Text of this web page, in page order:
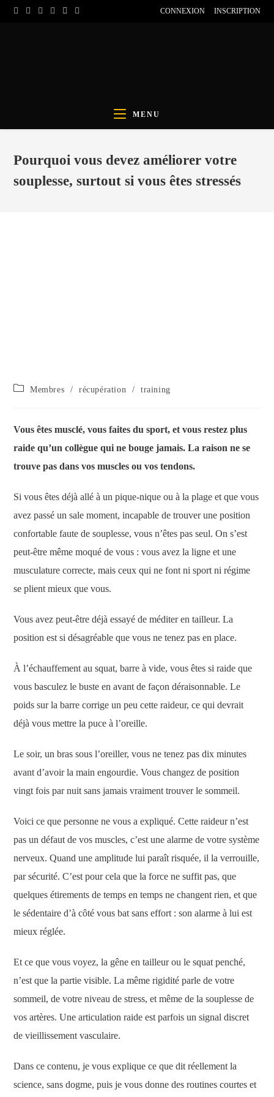
CONNEXION INSCRIPTION
MENU
Pourquoi vous devez améliorer votre
souplesse, surtout si vous êtes stressés
Membres / récupération / training
Vous êtes musclé, vous faites du sport, et vous restez plus
raide qu’un collègue qui ne bouge jamais. La raison ne se
trouve pas dans vos muscles ou vos tendons.
Si vous êtes déjà allé à un pique-nique ou à la plage et que vous
avez passé un sale moment, incapable de trouver une position
confortable faute de souplesse, vous n’êtes pas seul. On s’est
peut-être même moqué de vous : vous avez la ligne et une
musculature correcte, mais ceux qui ne font ni sport ni régime
se plient mieux que vous.
Vous avez peut-être déjà essayé de méditer en tailleur. La
position est si désagréable que vous ne tenez pas en place.
À l’échauffement au squat, barre à vide, vous êtes si raide que
vous basculez le buste en avant de façon déraisonnable. Le
poids sur la barre corrige un peu cette raideur, ce qui devrait
déjà vous mettre la puce à l’oreille.
Le soir, un bras sous l’oreiller, vous ne tenez pas dix minutes
avant d’avoir la main engourdie. Vous changez de position
vingt fois par nuit sans jamais vraiment trouver le sommeil.
Voici ce que personne ne vous a expliqué. Cette raideur n’est
pas un défaut de vos muscles, c’est une alarme de votre système
nerveux. Quand une amplitude lui paraît risquée, il la verrouille,
par sécurité. C’est pour cela que la force ne suffit pas, que
quelques étirements de temps en temps ne changent rien, et que
le sédentaire d’à côté vous bat sans effort : son alarme à lui est
mieux réglée.
Et ce que vous voyez, la gêne en tailleur ou le squat penché,
n’est que la partie visible. La même rigidité parle de votre
sommeil, de votre niveau de stress, et même de la souplesse de
vos artères. Une articulation raide est parfois un signal discret
de vieillissement vasculaire.
Dans ce contenu, je vous explique ce que dit réellement la
science, sans dogme, puis je vous donne des routines courtes et